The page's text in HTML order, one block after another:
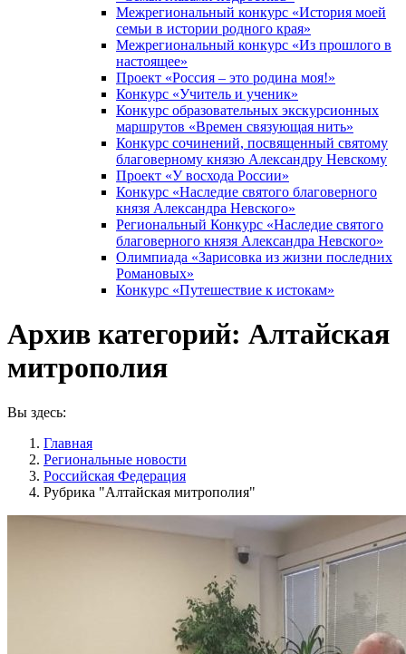
Межрегиональный конкурс «История моей
семьи в истории родного края»
Межрегиональный конкурс «Из прошлого в
настоящее»
Проект «Россия – это родина моя!»
Конкурс «Учитель и ученик»
Конкурс образовательных экскурсионных
маршрутов «Времен связующая нить»
Конкурс сочинений, посвященный святому
благоверному князю Александру Невскому
Проект «У восхода России»
Конкурс «Наследие святого благоверного
князя Александра Невского»
Региональный Конкурс «Наследие святого
благоверного князя Александра Невского»
Олимпиада «Зарисовка из жизни последних
Романовых»
Конкурс «Путешествие к истокам»
Архив категорий: Алтайская
митрополия
Вы здесь:
Главная
Pегиональные новости
Российская Федерация
Рубрика "Алтайская митрополия"